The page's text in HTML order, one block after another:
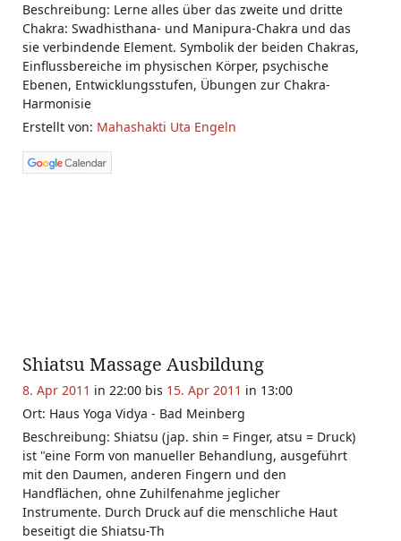
Beschreibung: Lerne alles über das zweite und dritte
Chakra: Swadhisthana- und Manipura-Chakra und das
sie verbindende Element. Symbolik der beiden Chakras,
Einflussbereiche im physischen Körper, psychische
Ebenen, Entwicklungsstufen, Übungen zur Chakra-
Harmonisie
Erstellt von: Mahashakti Uta Engeln
Shiatsu Massage Ausbildung
8. Apr 2011 in 22:00 bis 15. Apr 2011 in 13:00
Ort: Haus Yoga Vidya - Bad Meinberg
Beschreibung: Shiatsu (jap. shin = Finger, atsu = Druck)
ist "eine Form von manueller Behandlung, ausgeführt
mit den Daumen, anderen Fingern und den
Handflächen, ohne Zuhilfenahme jeglicher
Instrumente. Durch Druck auf die menschliche Haut
beseitigt die Shiatsu-Th